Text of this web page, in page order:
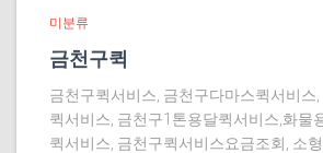
미분류
금천구퀵
금천구퀵서비스, 금천구다마스퀵서비스
퀵서비스, 금천구1톤용달퀵서비스,화물
퀵서비스, 금천구퀵서비스요금조회, 소